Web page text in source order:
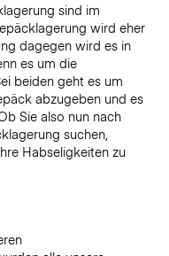
sind im
wird eher
dagegen wird es in
es um die
beiden geht es um
abzugeben und es
Sie also nun nach
suchen,
Habseligkeiten zu